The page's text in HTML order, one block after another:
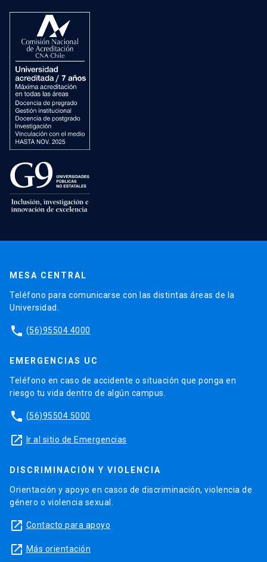
MESA CENTRAL
Teléfono para comunicarse con las distintas áreas de la
Universidad.
phone (56)95504 4000
EMERGENCIAS UC
Teléfono en caso de accidente o situación que ponga en
riesgo tu vida dentro de algún campus.
phone (56)95504 5000
launch Ir al sitio de Emergencias
DISCRIMINACIÓN Y VIOLENCIA
Orientación y apoyo en casos de discriminación, violencia de
género o violencia sexual.
launch Contacto para apoyo
launch Más orientación